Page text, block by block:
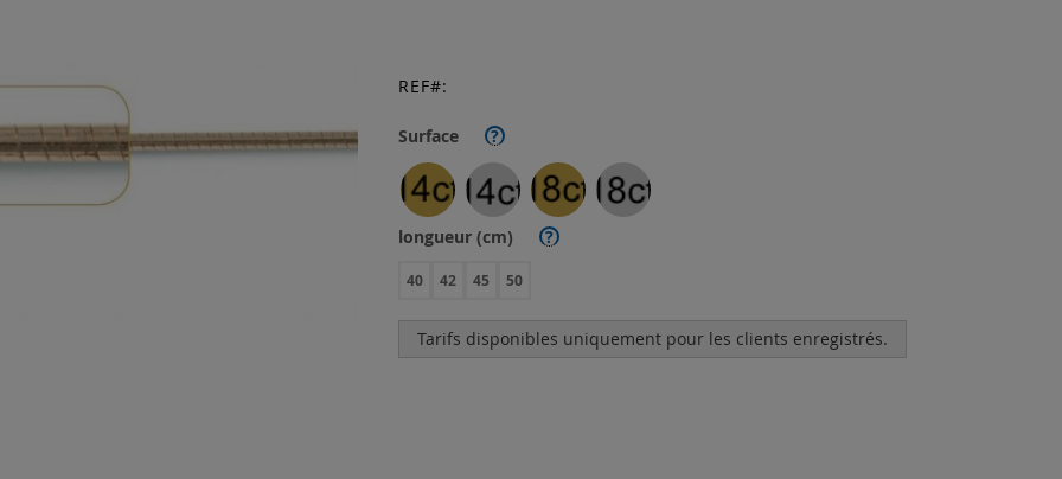
Surface ?
longueur (cm) ?
40 42 45 50
Tarifs disponibles uniquement pour les clients enregistrés.
REF